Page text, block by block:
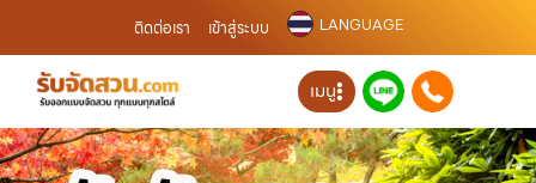
ติดต่อเรา เข้าสู่ระบบ LANGUAGE
เมนู